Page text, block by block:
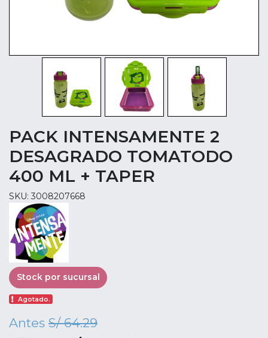
PACK INTENSAMENTE 2
DESAGRADO TOMATODO
400 ML + TAPER
SKU: 3008207668
Stock por sucursal
Agotado.
Antes S/ 64.29